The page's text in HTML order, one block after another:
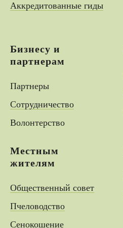
Аккредитованные гиды
Бизнесу и
партнерам
Партнеры
Сотрудничество
Волонтерство
Местным
жителям
Общественный совет
Пчеловодство
Сенокошение